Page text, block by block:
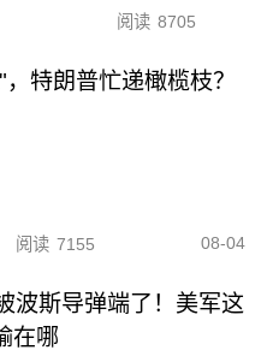
阅读 8705
特朗普忙递橄榄枝？
阅读 7155 08-04
波斯导弹端了！美军这
在哪